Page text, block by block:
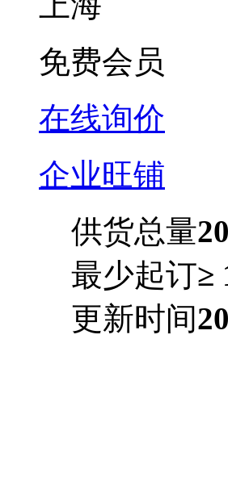
免费会员
在线询价
企业旺铺
供货总量
最少起订≥
更新时间